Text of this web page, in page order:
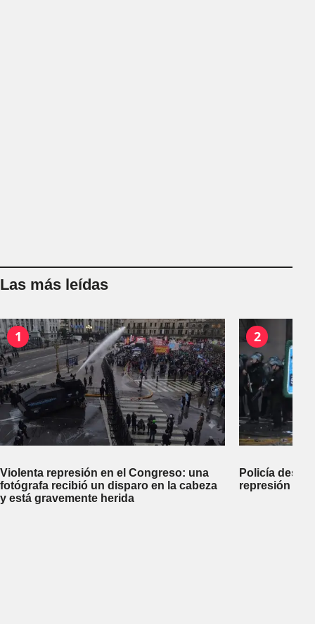
Las más leídas
1
Violenta represión en el Congreso: una
fotógrafa recibió un disparo en la cabeza
y está gravemente herida
2
Policía
represión